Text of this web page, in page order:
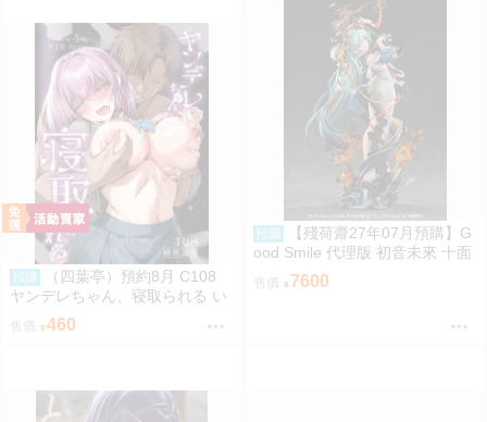
預購
（四葉亭）預約8月 C108
ヤンデレちゃん、寝取られる い
つきけいせい
售價 460
預購
【殘荷齋27年07月預購】G
ood Smile 代理版 初音未來 十面
埋伏Ver. 1/7 PVC完成品 再販 09
售價 7600